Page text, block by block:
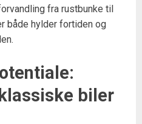
fra rustbunke til
både hylder fortiden og
biler